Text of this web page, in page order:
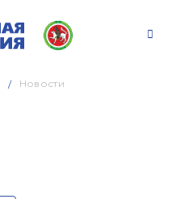
Новости